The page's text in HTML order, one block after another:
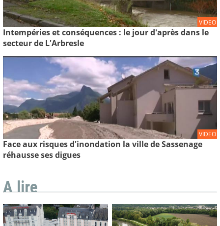
VIDEO
Intempéries et conséquences : le jour d'après dans le
secteur de L'Arbresle
VIDEO
Face aux risques d'inondation la ville de Sassenage
réhausse ses digues
A lire